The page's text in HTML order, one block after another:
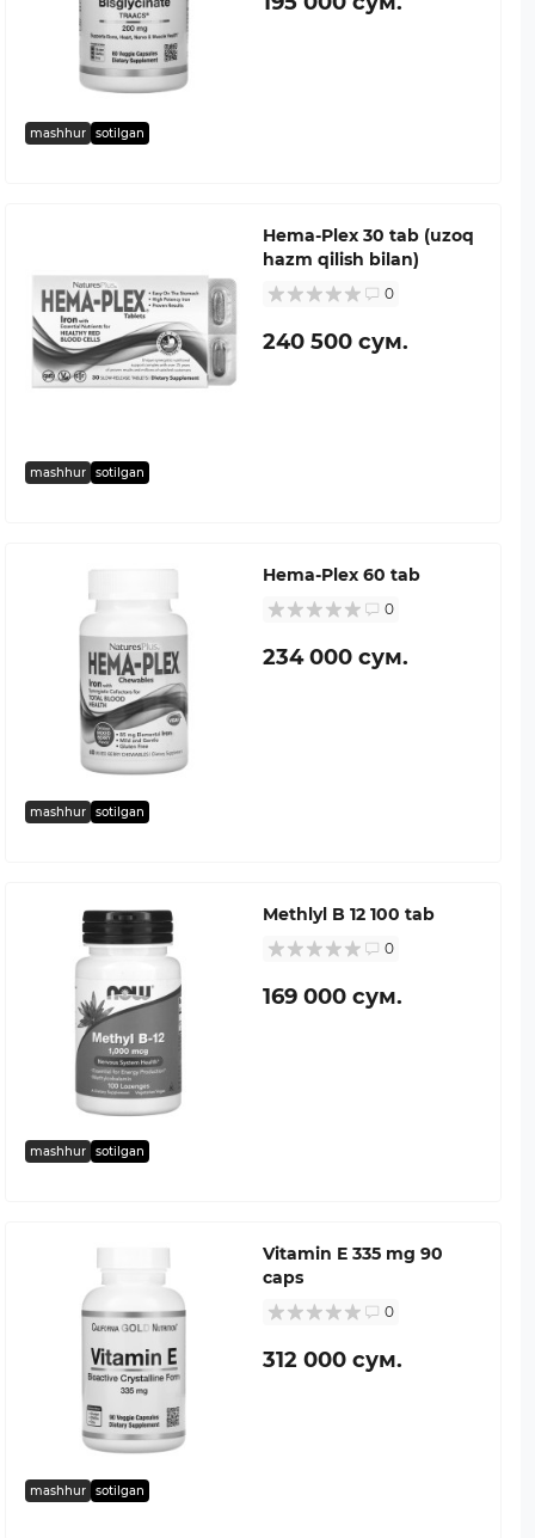
mashhur sotilgan
mashhur sotilgan
Hema-Plex 30 tab (uzoq
hazm qilish bilan)
0
240 500 сум.
mashhur sotilgan
Hema-Plex 60 tab
0
234 000 сум.
mashhur sotilgan
Methlyl B 12 100 tab
0
169 000 сум.
mashhur sotilgan
Vitamin E 335 mg 90
caps
0
312 000 сум.